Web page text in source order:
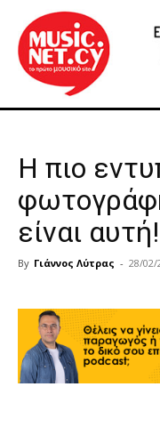
Η πιο
είναι αυτή!
By Γιάννος Λύτρας - 28/02/